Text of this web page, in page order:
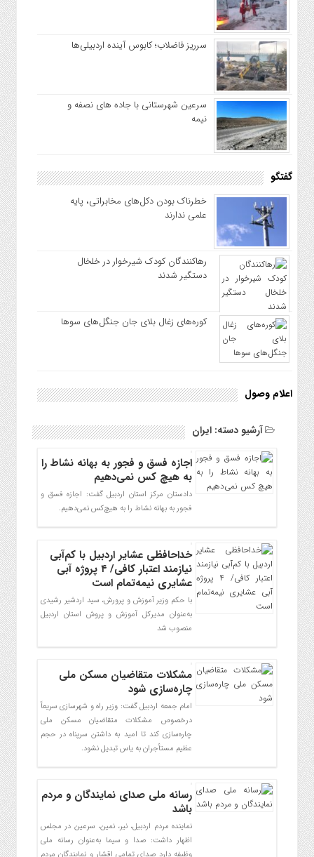
سرریز فاضلاب؛ کابوس آینده اردبیلی‌ها
سرعین شهرستانی با جاده های نصفه و
نیمه
گفتگو
خطرناک بودن دکل‌های مخابراتی، پایه
علمی ندارند
رهاکنندگان کودک شیرخوار در خلخال
دستگیر شدند
کوره‌های زغال بلای جان جنگل‌های سوها
اعلام وصول
آرشیو دسته:ایران
اجازه فسق و فجور به بهانه نشاط را
به هیچ کس نمی‌دهیم
دادستان مرکز استان اردبیل گفت: اجازه فسق و
فجور به بهانه نشاط را به هیچ‌کس نمی‌دهیم.
خداحافظی عشایر اردبیل با کم‌آبی
نیازمند اعتبار کافی/ ۴ پروژه آبی
عشایری نیمه‌تمام است
با حکم وزیر آموزش و پرورش، سید اردشیر رشیدی
به‌عنوان مدیرکل آموزش و پروش استان اردبیل
منصوب شد
مشکلات متقاضیان مسکن ملی
چاره‌سازی شود
امام جمعه اردبیل گفت: وزیر راه و شهرسازی سریعاً
درخصوص مشکلات متقاضیان مسکن ملی
چاره‌سازی کند تا امید به داشتن سرپناه در حجم
عظیم مستأجران به یاس تبدیل نشود.
رسانه ملی صدای نمایندگان و مردم
باشد
نماینده مردم اردبیل، نیر، نمین، سرعین در مجلس
اظهار داشت: صدا و سیما به‌عنوان رسانه ملی
وظیفه دارد صدای تمامی اقشار و نمایندگان مردم